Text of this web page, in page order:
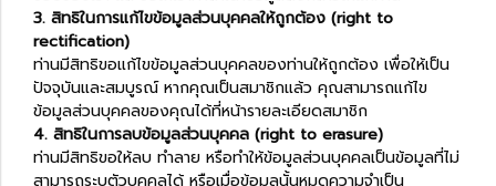
3. สิทธิในการแก้ไขข้อมูลส่วนบุคคลให้ถูกต้อง (right to
rectification)
ท่านมีสิทธิขอแก้ไขข้อมูลส่วนบุคคลของท่านให้ถูกต้อง เพื่อให้เป็น
ปัจจุบันและสมบูรณ์ หากคุณเป็นสมาชิกแล้ว คุณสามารถแก้ไข
ข้อมูลส่วนบุคคลของคุณได้ที่หน้ารายละเอียดสมาชิก
4. สิทธิในการลบข้อมูลส่วนบุคคล (right to erasure)
ท่านมีสิทธิขอให้ลบ ทำลาย หรือทำให้ข้อมูลส่วนบุคคลเป็นข้อมูลที่ไม่
สามารถระบุตัวบุคคลได้ หรือเมื่อข้อมูลนั้นหมดความจำเป็น